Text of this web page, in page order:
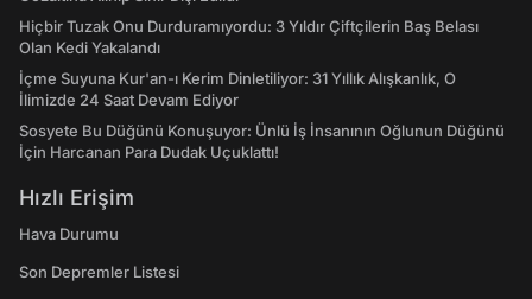
Hiçbir Tuzak Onu Durduramıyordu: 3 Yıldır Çiftçilerin Baş Belası
Olan Kedi Yakalandı
İçme Suyuna Kur'an-ı Kerim Dinletiliyor: 31 Yıllık Alışkanlık, O
İlimizde 24 Saat Devam Ediyor
Sosyete Bu Düğünü Konuşuyor: Ünlü İş İnsanının Oğlunun Düğünü
İçin Harcanan Para Dudak Uçuklattı!
Hızlı Erişim
Hava Durumu
Son Depremler Listesi